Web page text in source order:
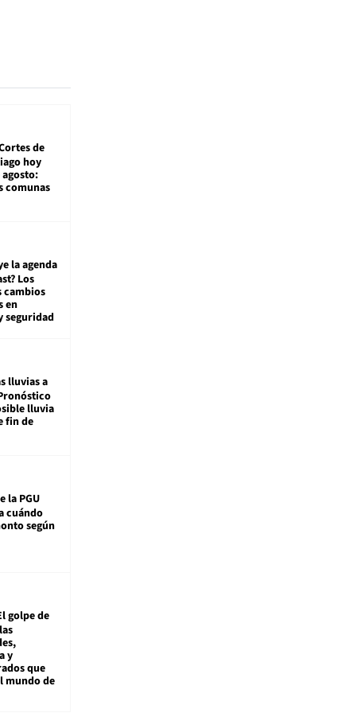
de
hoy
agosto:
comunas
la agenda
Los
cambios
en
seguridad
lluvias a
lluvia
fin de
la PGU
cuándo
según
golpe de
y
que
mundo de